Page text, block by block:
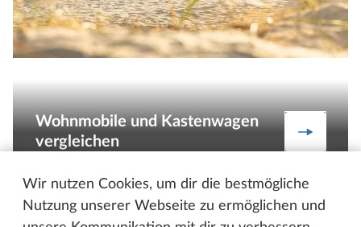
Wir nutzen Cookies, um dir die bestmögliche
Nutzung unserer Webseite zu ermöglichen und
Wohnmobile und Kastenwagen
vergleichen
zum